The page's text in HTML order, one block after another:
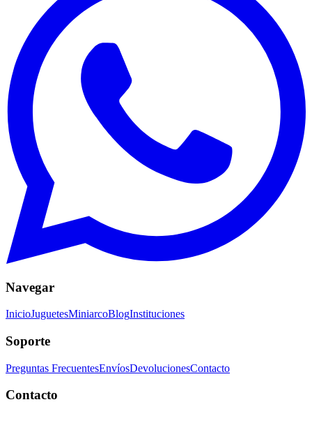
Navegar
InicioJuguetesMiniarcoBlogInstituciones
Soporte
Preguntas FrecuentesEnvíosDevolucionesContacto
Contacto